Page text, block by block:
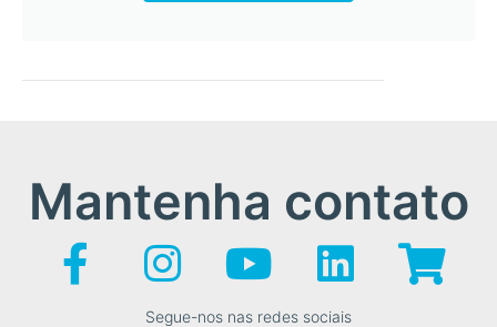
Mantenha contato
Segue-nos nas redes sociais